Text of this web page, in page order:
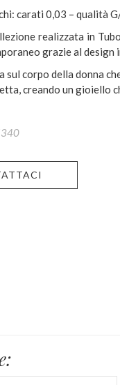
carati 0,03 – qualità
realizzata in
grazie al design
sul corpo della donna
creando un gioiello